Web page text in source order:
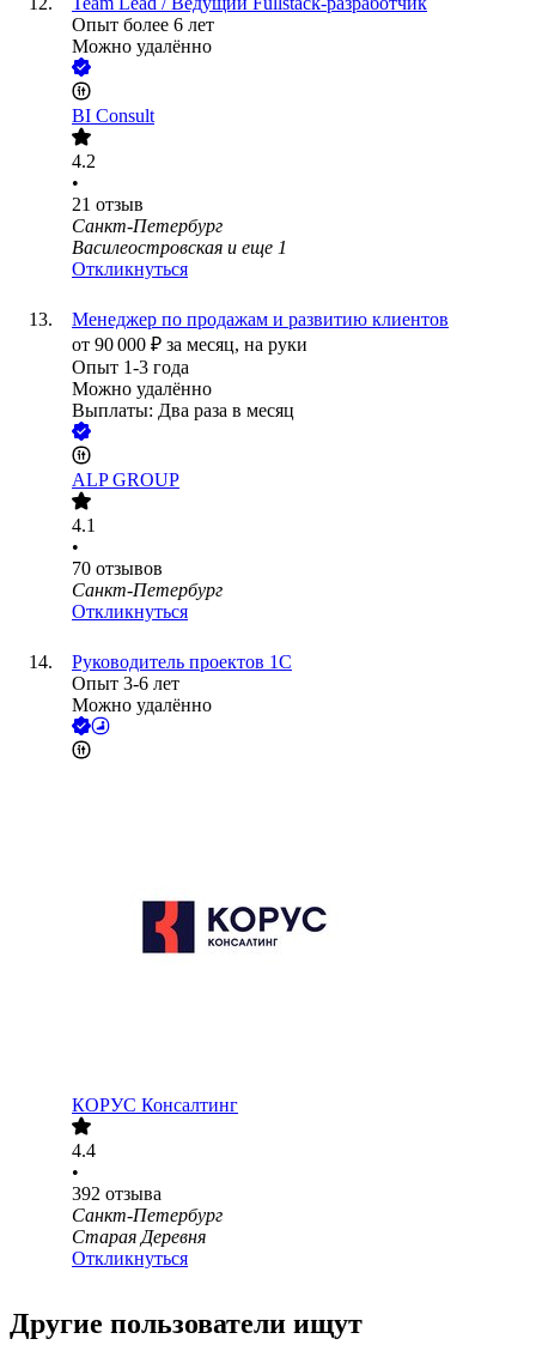
Опыт более 6 лет
Можно удалённо
BI Consult
4.2
•
21 отзыв
Санкт-Петербург
Василеостровская и еще 1
Откликнуться
Менеджер по продажам и развитию клиентов
от 90 000 ₽ за месяц, на руки
Опыт 1-3 года
Можно удалённо
Выплаты: Два раза в месяц
ALP GROUP
4.1
•
70 отзывов
Санкт-Петербург
Откликнуться
Руководитель проектов 1С
Опыт 3-6 лет
Можно удалённо
КОРУС Консалтинг
4.4
•
392 отзыва
Санкт-Петербург
Старая Деревня
Откликнуться
Другие пользователи ищут